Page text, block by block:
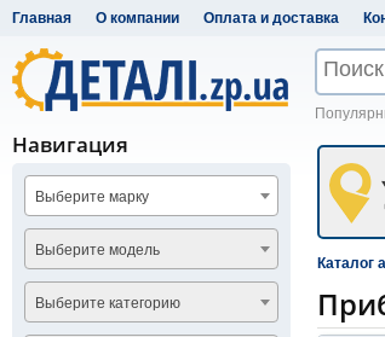
Главная О компании Оплата и доставка
Каталог
Навигация
Выберите марку
Выберите модель
Выберите категорию